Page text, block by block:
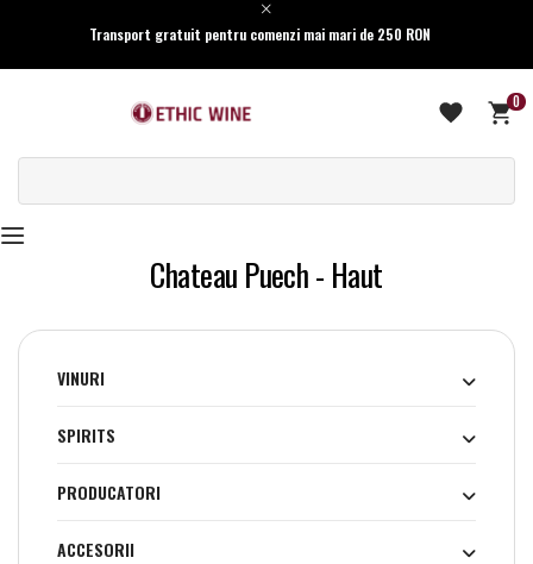
Transport gratuit pentru comenzi mai mari de 250 RON
0
Chateau Puech - Haut
VINURI
SPIRITS
PRODUCATORI
ACCESORII